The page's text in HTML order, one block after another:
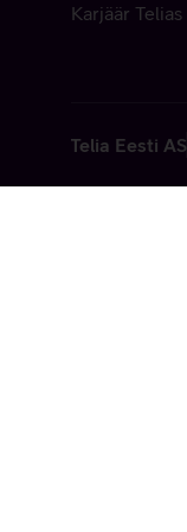
Karjäär Telias
Telia Eesti AS